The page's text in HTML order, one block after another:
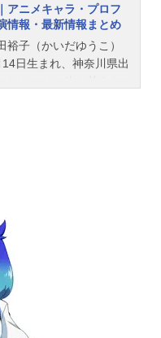
アニメキャラ・プロフ
情報・最新情報まとめ
裕子（かいだゆうこ）
日生まれ、神奈川県出
らでは、甲斐田裕子さ